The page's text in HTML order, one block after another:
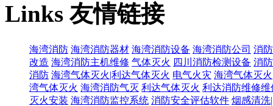
Links友情链接
海湾消防 海湾消防器材 海湾消防设备 海湾消防公司 消
改造 海湾消防主机维修 气体灭火 四川消防检测设备 消
消防 海湾气体灭火|利达气体灭火 电气火灾 海湾气体灭
湾气体灭火 海湾消防气灭 利达气体灭火 利达消防维修维
灭火安装 海湾消防监控系统 消防安全评估软件 烟感清洗